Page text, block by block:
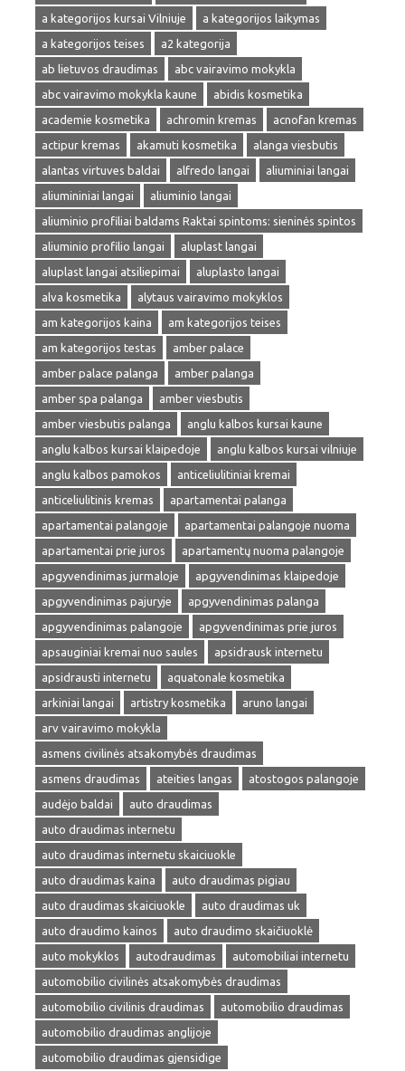
a kategorijos kursai Vilniuje
a kategorijos laikymas
a kategorijos teises
a2 kategorija
ab lietuvos draudimas
abc vairavimo mokykla
abc vairavimo mokykla kaune
abidis kosmetika
academie kosmetika
achromin kremas
acnofan kremas
actipur kremas
akamuti kosmetika
alanga viesbutis
alantas virtuves baldai
alfredo langai
aliuminiai langai
aliumininiai langai
aliuminio langai
aliuminio profiliai baldams Raktai spintoms: sieninės spintos
aliuminio profilio langai
aluplast langai
aluplast langai atsiliepimai
aluplasto langai
alva kosmetika
alytaus vairavimo mokyklos
am kategorijos kaina
am kategorijos teises
am kategorijos testas
amber palace
amber palace palanga
amber palanga
amber spa palanga
amber viesbutis
amber viesbutis palanga
anglu kalbos kursai kaune
anglu kalbos kursai klaipedoje
anglu kalbos kursai vilniuje
anglu kalbos pamokos
anticeliulitiniai kremai
anticeliulitinis kremas
apartamentai palanga
apartamentai palangoje
apartamentai palangoje nuoma
apartamentai prie juros
apartamentų nuoma palangoje
apgyvendinimas jurmaloje
apgyvendinimas klaipedoje
apgyvendinimas pajuryje
apgyvendinimas palanga
apgyvendinimas palangoje
apgyvendinimas prie juros
apsauginiai kremai nuo saules
apsidrausk internetu
apsidrausti internetu
aquatonale kosmetika
arkiniai langai
artistry kosmetika
aruno langai
arv vairavimo mokykla
asmens civilinės atsakomybės draudimas
asmens draudimas
ateities langas
atostogos palangoje
audėjo baldai
auto draudimas
auto draudimas internetu
auto draudimas internetu skaiciuokle
auto draudimas kaina
auto draudimas pigiau
auto draudimas skaiciuokle
auto draudimas uk
auto draudimo kainos
auto draudimo skaičiuoklė
auto mokyklos
autodraudimas
automobiliai internetu
automobilio civilinės atsakomybės draudimas
automobilio civilinis draudimas
automobilio draudimas
automobilio draudimas anglijoje
automobilio draudimas gjensidige